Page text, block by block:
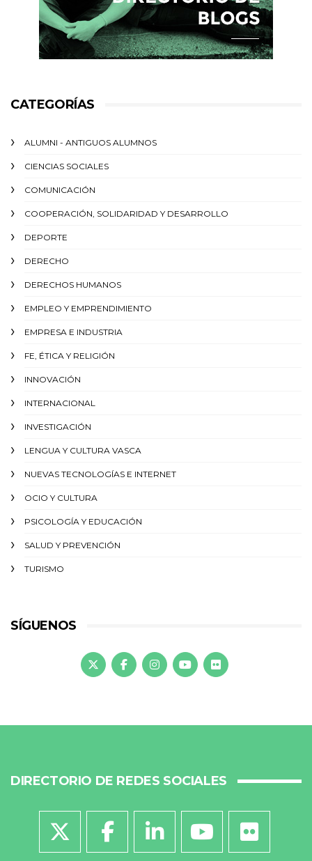
CATEGORÍAS
ALUMNI - ANTIGUOS ALUMNOS
CIENCIAS SOCIALES
COMUNICACIÓN
COOPERACIÓN, SOLIDARIDAD Y DESARROLLO
DEPORTE
DERECHO
DERECHOS HUMANOS
EMPLEO Y EMPRENDIMIENTO
EMPRESA E INDUSTRIA
FE, ÉTICA Y RELIGIÓN
INNOVACIÓN
INTERNACIONAL
INVESTIGACIÓN
LENGUA Y CULTURA VASCA
NUEVAS TECNOLOGÍAS E INTERNET
OCIO Y CULTURA
PSICOLOGÍA Y EDUCACIÓN
SALUD Y PREVENCIÓN
TURISMO
SÍGUENOS
DIRECTORIO DE REDES SOCIALES